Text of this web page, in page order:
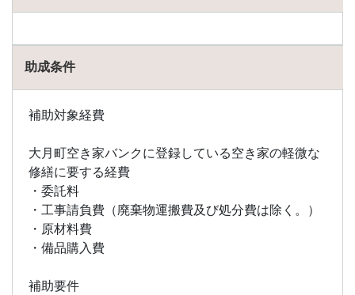
助成条件
補助対象経費
大月町空き家バンクに登録している空き家の軽微な
修繕に要する経費
・委託料
・工事請負費（廃棄物運搬費及び処分費は除く。）
・原材料費
・備品購入費
補助要件